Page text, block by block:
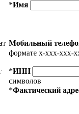
*Имя
Мобильный
формате x-xxx-xxx-
*ИНН
символов
*Фактический